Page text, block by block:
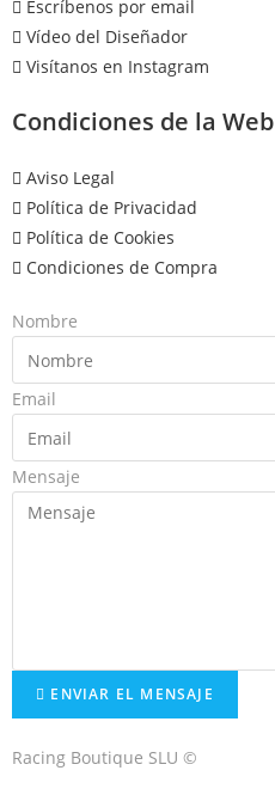
Escríbenos por email
Vídeo del Diseñador
Visítanos en Instagram
Condiciones de la Web
Aviso Legal
Política de Privacidad
Política de Cookies
Condiciones de Compra
Nombre
Email
Mensaje
ENVIAR EL MENSAJE
Racing Boutique SLU ©